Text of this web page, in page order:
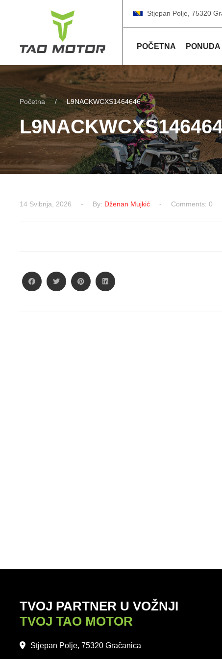
Stjepan Polje, 75320
POČETNA PONUDA
Početna L9NACKWCXS1464646
14 Svibnja, 2026 By: Dženan Mujkić Comments: 0
TVOJ PARTNER U VOŽNJI
TVOJ TAO MOTOR
Stjepan Polje, 75320 Gračanica